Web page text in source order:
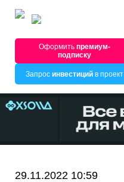
Оформитьпремиум-
подписку
Запрос инвестицийв проект
29.11.2022 10:59